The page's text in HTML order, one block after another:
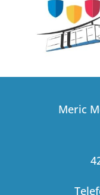
Meric